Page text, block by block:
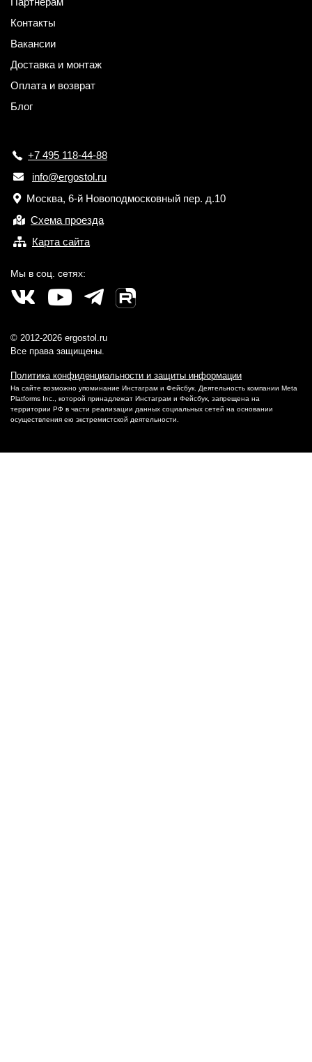
Контакты
Вакансии
Доставка и монтаж
Оплата и возврат
Блог
+7 495 118-44-88
info@ergostol.ru
Москва, 6-й Новоподмосковный пер. д.10
Схема проезда
Карта сайта
Мы в соц. сетях:
© 2012-2026 ergostol.ru
Все права защищены.
Политика конфиденциальности и защиты информации
На сайте возможно упоминание Инстаграм и Фейсбук. Деятельность компании Meta
Platforms Inc., которой принадлежат Инстаграм и Фейсбук, запрещена на
территории РФ в части реализации данных социальных сетей на основании
осуществления ею экстремистской деятельности.